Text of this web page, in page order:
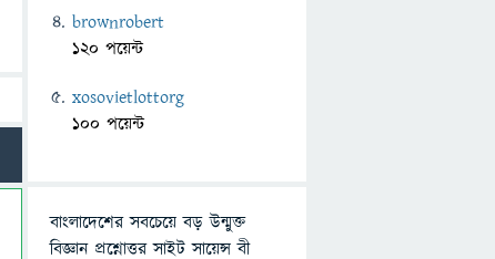
brownrobert
120 পয়েন্ট
xosovietlottorg
100 পয়েন্ট
বাংলাদেশের সবচেয়ে বড় উন্মুক্ত
বিজ্ঞান প্রশ্নোত্তর সাইট সায়েন্স বী